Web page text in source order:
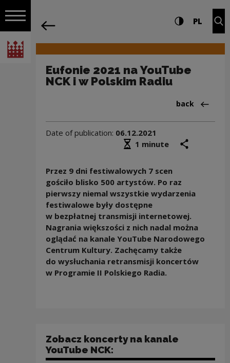
Open navigation
National Centre for Culture Poland
Navigation Settings and search
High contrast
PL
Eufonie 2021 na YouTube
NCK i w Polskim Radiu
Back to:News
back
Date of publication: 06.12.2021
Średni czas czytania
1 minute
Przez 9 dni festiwalowych 7 scen
gościło blisko 500 artystów. Po raz
pierwszy niemal wszystkie wydarzenia
festiwalowe były dostępne
w bezpłatnej transmisji internetowej.
Nagrania większości z nich nadal można
oglądać na kanale YouTube Narodowego
Centrum Kultury. Zachęcamy także
do wysłuchania retransmisji koncertów
w Programie II Polskiego Radia.
Zobacz koncerty na kanale
YouTube NCK: